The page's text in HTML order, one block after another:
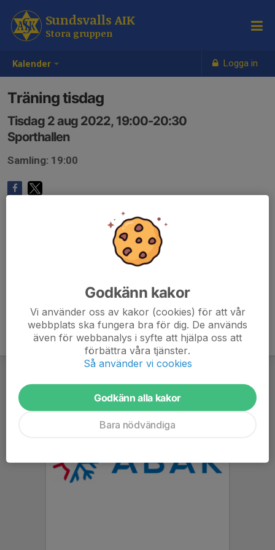
Kalender Logga in
Sundsvalls AIK
Stora gruppen
Träning tisdag
Tisdag 2 aug 2022, 19:00-20:30
Sporthallen
Samling: 19:00
Godkänn kakor
Vi använder oss av kakor (cookies) för att vår
webbplats ska fungera bra för dig. De används
även för webbanalys i syfte att hjälpa oss att
förbättra våra tjänster.
Så använder vi cookies
Godkänn alla kakor
Bara nödvändiga